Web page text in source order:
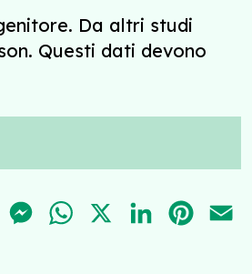
Da altri studi
Questi dati devono
FACEBOOKMESSENGER
WHATSAPPLINKEDIN